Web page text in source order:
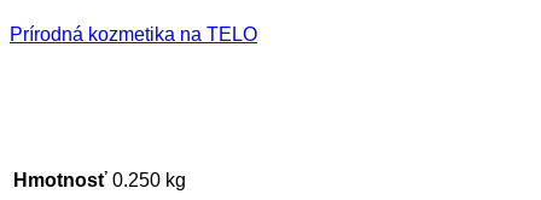
Prírodná kozmetika na TELO
Hmotnosť 0.250 kg